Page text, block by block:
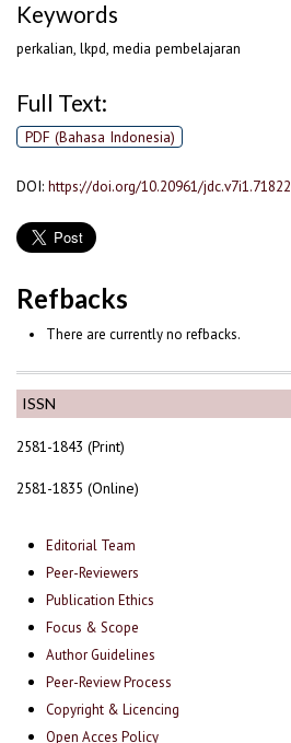
ISSN
2581-1843 (Print)
2581-1835 (Online)
Editorial Team
Peer-Reviewers
Publication Ethics
Focus & Scope
Author Guidelines
Peer-Review Process
Copyright & Licencing
Open Acces Policy
Keywords
perkalian, lkpd, media pembelajaran
Full Text:
PDF (Bahasa Indonesia)
DOI: https://doi.org/10.20961/jdc.v7i1.71822
Refbacks
There are currently no refbacks.